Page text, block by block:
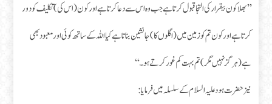
’’بھلا کون بیقرار کی التجا قبول کرتا ہے جب وہ اس سے دعا کرتا ہے اور کون (اس کی) تکلیف کو دور
کرتا ہے اور کون تم کو زمین میں (اگلوں کا) جانشین بناتا ہے کیا اللہ کے ساتھ کوئی اور معبود بھی
ہے (ہرگز نہیں مگر) تم بہت کم غور کرتے ہو۔‘‘
نیز حضرت ہود علیہ السلام کے سلسلہ میں فرمایا: